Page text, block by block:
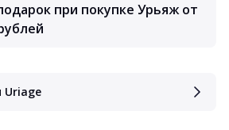
при покупке Урьяж от
Uriage